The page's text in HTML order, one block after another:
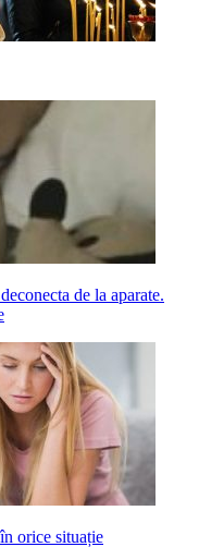
de la aparate.
orice situație